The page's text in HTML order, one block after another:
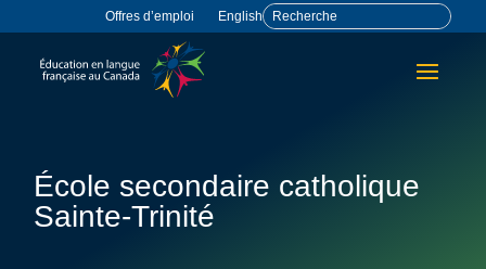
Offres d’emploi English
École secondaire catholique
Sainte-Trinité